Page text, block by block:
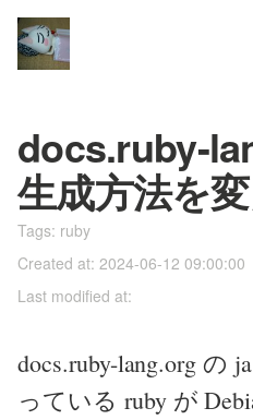
docs.ruby-
生成方法を
Tags: ruby
Created at: 2024-06-12 09:00:00
Last modified at:
docs.ruby-lang.org の
っている ruby が